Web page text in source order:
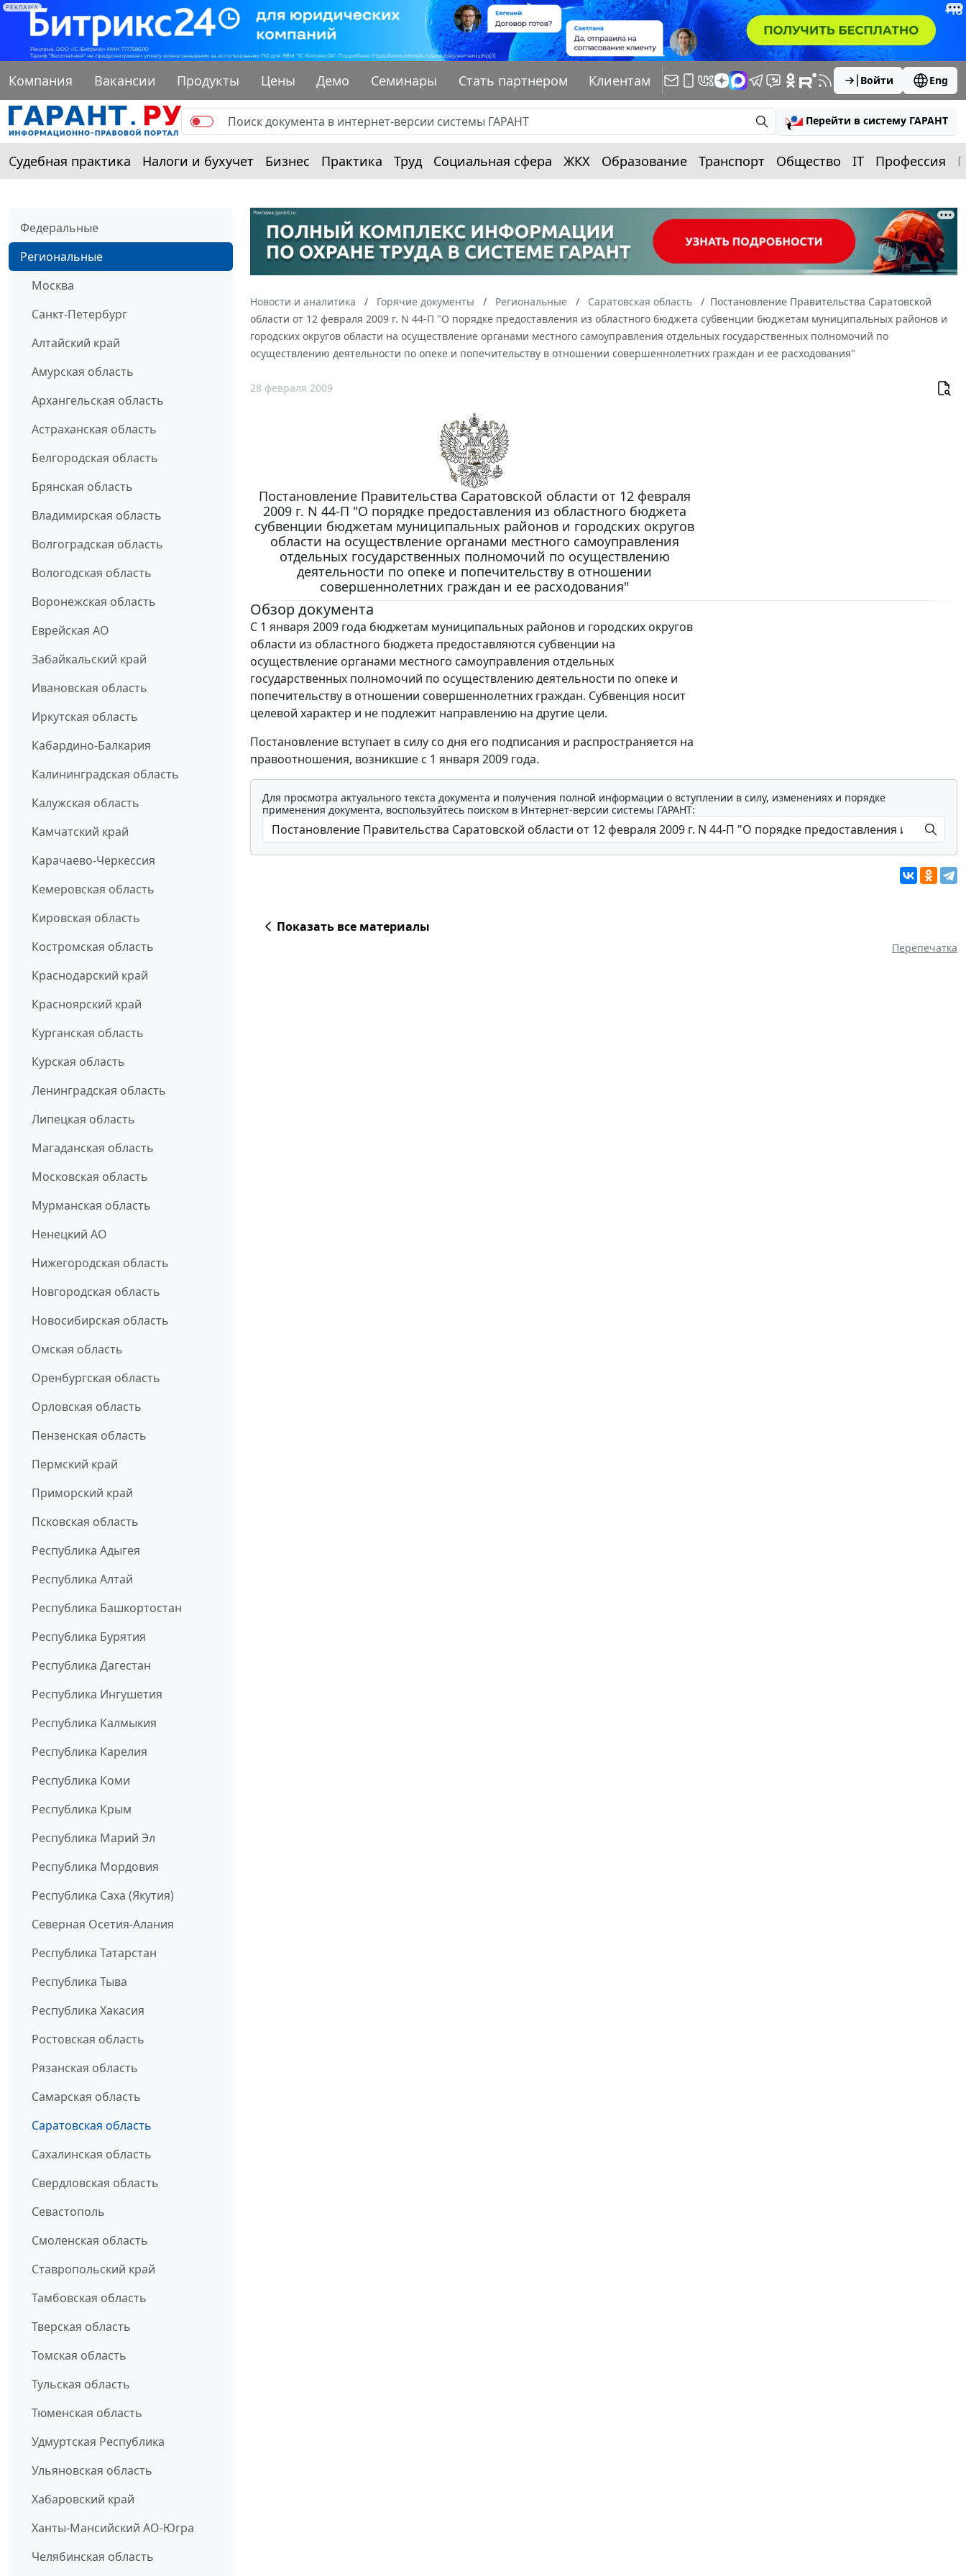
РЕКЛАМА
Компания Вакансии Продукты Цены Демо Семинары Стать партнером Клиентам Войти Eng
Перейти в систему ГАРАНТ
Судебная практика Налоги и бухучет Бизнес Практика Труд Социальная сфера ЖКХ Образование Транспорт Общество IT Профессия
Федеральные
Региональные
Москва
Санкт-Петербург
Алтайский край
Амурская область
Архангельская область
Астраханская область
Белгородская область
Брянская область
Владимирская область
Волгоградская область
Вологодская область
Воронежская область
Еврейская АО
Забайкальский край
Ивановская область
Иркутская область
Кабардино-Балкария
Калининградская область
Калужская область
Камчатский край
Карачаево-Черкессия
Кемеровская область
Кировская область
Костромская область
Краснодарский край
Красноярский край
Курганская область
Курская область
Ленинградская область
Липецкая область
Магаданская область
Московская область
Мурманская область
Ненецкий АО
Нижегородская область
Новгородская область
Новосибирская область
Омская область
Оренбургская область
Орловская область
Пензенская область
Пермский край
Приморский край
Псковская область
Республика Адыгея
Республика Алтай
Республика Башкортостан
Республика Бурятия
Республика Дагестан
Республика Ингушетия
Республика Калмыкия
Республика Карелия
Республика Коми
Республика Крым
Республика Марий Эл
Республика Мордовия
Республика Саха (Якутия)
Северная Осетия-Алания
Республика Татарстан
Республика Тыва
Республика Хакасия
Ростовская область
Рязанская область
Самарская область
Саратовская область
Сахалинская область
Свердловская область
Севастополь
Смоленская область
Ставропольский край
Тамбовская область
Тверская область
Томская область
Тульская область
Тюменская область
Удмуртская Республика
Ульяновская область
Хабаровский край
Ханты-Мансийский АО-Югра
Челябинская область
Новости и аналитика Горячие документы Региональные Саратовская область
Постановление Правительства Саратовской
области от 12 февраля 2009 г. N 44-П "О порядке предоставления из областного бюджета субвенции бюджетам муниципальных районов и
городских округов области на осуществление органами местного самоуправления отдельных государственных полномочий по
осуществлению деятельности по опеке и попечительству в отношении совершеннолетних граждан и ее расходования"
28 февраля 2009
Постановление Правительства Саратовской области от 12 февраля
2009 г. N 44-П "О порядке предоставления из областного бюджета
субвенции бюджетам муниципальных районов и городских округов
области на осуществление органами местного самоуправления
отдельных государственных полномочий по осуществлению
деятельности по опеке и попечительству в отношении
совершеннолетних граждан и ее расходования"
Обзор документа
С 1 января 2009 года бюджетам муниципальных районов и городских округов
области из областного бюджета предоставляются субвенции на
осуществление органами местного самоуправления отдельных
государственных полномочий по осуществлению деятельности по опеке и
попечительству в отношении совершеннолетних граждан. Субвенция носит
целевой характер и не подлежит направлению на другие цели.
Постановление вступает в силу со дня его подписания и распространяется на
правоотношения, возникшие с 1 января 2009 года.
Для просмотра актуального текста документа и получения полной информации о вступлении в силу, изменениях и порядке
применения документа, воспользуйтесь поиском в Интернет-версии системы ГАРАНТ:
Показать все материалы
Перепечатка